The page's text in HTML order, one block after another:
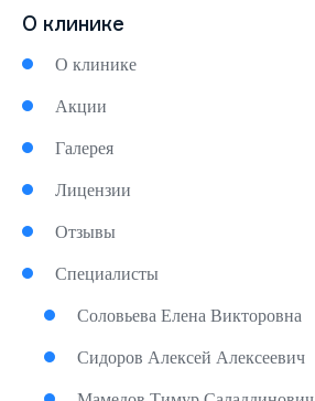
О клинике
О клинике
Акции
Галерея
Лицензии
Отзывы
Специалисты
Соловьева Елена Викторовна
Сидоров Алексей Алексеевич